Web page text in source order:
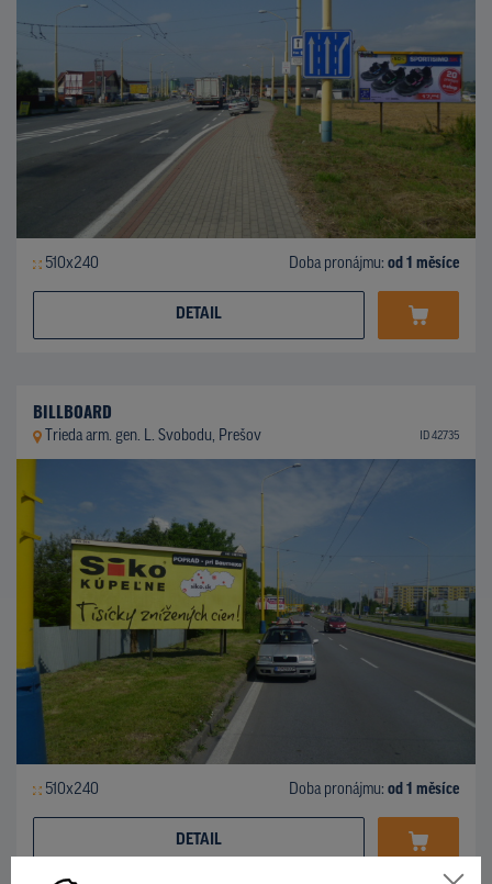
510x240 Doba pronájmu: od 1 měsíce
DETAIL
BILLBOARD
Trieda arm. gen. L. Svobodu, Prešov ID 42735
510x240 Doba pronájmu: od 1 měsíce
DETAIL